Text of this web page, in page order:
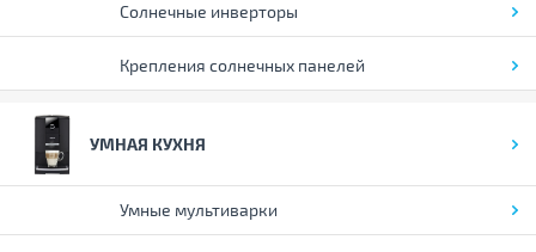
Солнечные инверторы
Крепления солнечных панелей
УМНАЯ КУХНЯ
Умные мультиварки